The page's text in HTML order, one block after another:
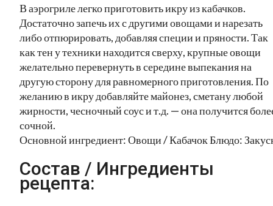
В аэрогриле легко приготовить икру из кабачков.
Достаточно запечь их с другими овощами и нарезать
либо отпюрировать, добавляя специи и пряности. Так
как тен у техники находится сверху, крупные овощи
желательно перевернуть в середине выпекания на
другую сторону для равномерного приготовления. По
желанию в икру добавляйте майонез, сметану любой
жирности, чесночный соус и т.д. — она получится
сочной.
Основной ингредиент: Овощи / Кабачок Блюдо:
Состав / Ингредиенты
рецепта: